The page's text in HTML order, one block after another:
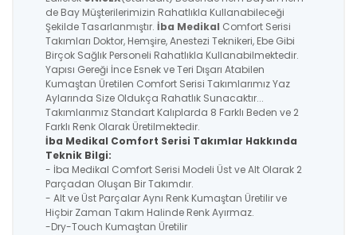
de Bay Müşterilerimizin Rahatlıkla Kullanabileceği
Şekilde Tasarlanmıştır. İba Medikal Comfort Serisi
Takımları Doktor, Hemşire, Anestezi Teknikeri, Ebe Gibi
Birçok Sağlık Personeli Rahatlıkla Kullanabilmektedir.
Yapısı Gereği İnce Esnek ve Teri Dışarı Atabilen
Kumaştan Üretilen Comfort Serisi Takımlarımız Yaz
Aylarında Size Oldukça Rahatlık Sunacaktır...
Takımlarımız Standart Kalıplarda 8 Farklı Beden ve 2
Farklı Renk Olarak Üretilmektedir.
İba Medikal Comfort Serisi Takımlar Hakkında
Teknik Bilgi:
- İba Medikal Comfort Serisi Modeli Üst ve Alt Olarak 2
Parçadan Oluşan Bir Takımdır.
- Alt ve Üst Parçalar Aynı Renk Kumaştan Üretilir ve
Hiçbir Zaman Takım Halinde Renk Ayırmaz.
-Dry-Touch Kumaştan Üretilir